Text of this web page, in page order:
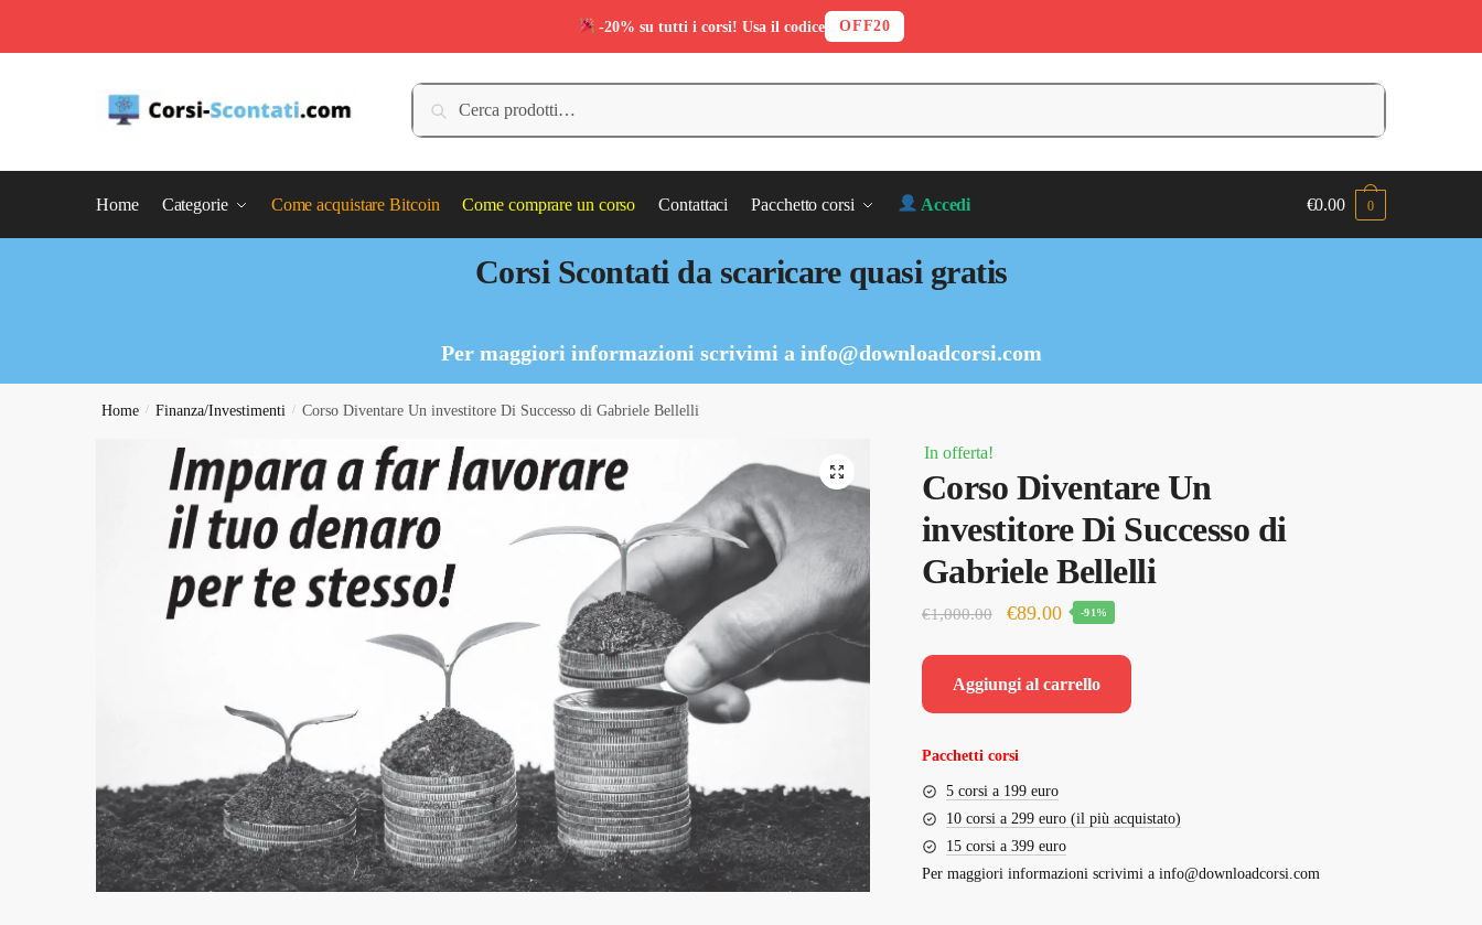
Cerca:
Cerca
Home Categorie Come acquistare Bitcoin Come comprare un corso Contattaci Pacchetto corsi Accedi €0.00 0
Corsi Scontati da scaricare quasi gratis
Per maggiori informazioni scrivimi a info@downloadcorsi.com
Home / Finanza/Investimenti / Corso Diventare Un investitore Di Successo di Gabriele Bellelli
In offerta!
Corso Diventare Un
investitore Di Successo di
Gabriele Bellelli
€1,000.00
Il
originale
€89.00Il
attuale
-91%
Aggiungi al carrello
Pacchetti corsi
5 corsi a 199 euro
10 corsi a 299 euro (il più acquistato)
15 corsi a 399 euro
Per maggiori informazioni scrivimi a info@downloadcorsi.com
-20% su tutti i corsi! Usa il codice OFF20